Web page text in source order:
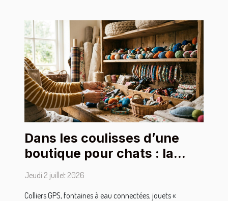
Dans les coulisses d’une
boutique pour chats : la
sélection des accessoires
stars
Jeudi 2 juillet 2026
Colliers GPS, fontaines à eau connectées, jouets «